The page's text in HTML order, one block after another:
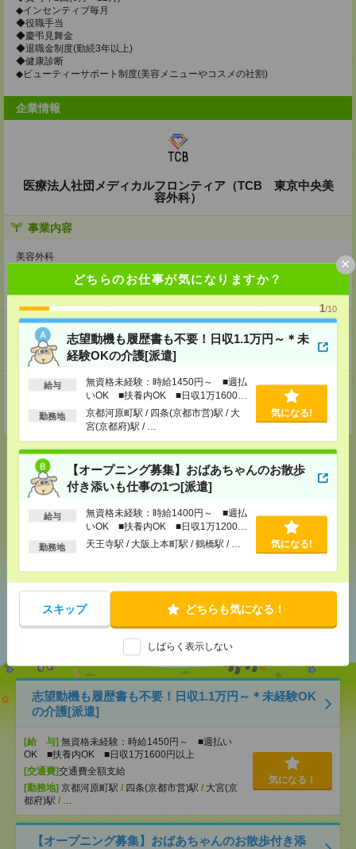
どちらのお仕事が気になりますか？
1/10
志望動機も履歴書も不要！日収1.1万円～＊未
経験OKの介護[派遣]
給与
無資格未経験：時給1450円～ ■週払
いOK ■扶養内OK ■日収1万1600円
以上
勤務地
京都河原町駅 / 四条(京都市営)駅 / 大
宮(京都府)駅 / …
気になる!
【オープニング募集】おばあちゃんのお散歩
付き添いも仕事の1つ[派遣]
給与
無資格未経験：時給1400円～ ■週払
いOK ■扶養内OK ■日収1万1200円
以上
勤務地 天王寺駅 / 大阪上本町駅 / 鶴橋駅 / … 気になる!
スキップ どちらも気になる！
しばらく表示しない
×
◆インセンティブ毎月
◆役職手当
◆慶弔見舞金
◆退職金制度(勤続3年以上)
◆健康診断
◆ビューティーサポート制度(美容メニューやコスメの社割)
企業情報
医療法人社団メディカルフロンティア（TCB 東京中央美
容外科）
事業内容
美容外科
美容外科クリニック
美容医療
ホームページ
https://en-gage.net/recruiting-personnel_saiyo/
事業所
東京都新宿区新宿3丁目1-20 メットライフ・JTB新宿スクエア 7F
応募ページへ
気になる！
あなたの閲覧履歴からの
おすすめ
志望動機も履歴書も不要！日収1.1万円～＊未経験OK
の介護[派遣]
[給 与] 無資格未経験：時給1450円～ ■週払い
OK ■扶養内OK ■日収1万1600円以上
[交通費]交通費全額支給
[勤務地] 京都河原町駅 / 四条(京都市営)駅 / 大宮(京
都府)駅 / …
気になる！
【オープニング募集】おばあちゃんのお散歩付き添